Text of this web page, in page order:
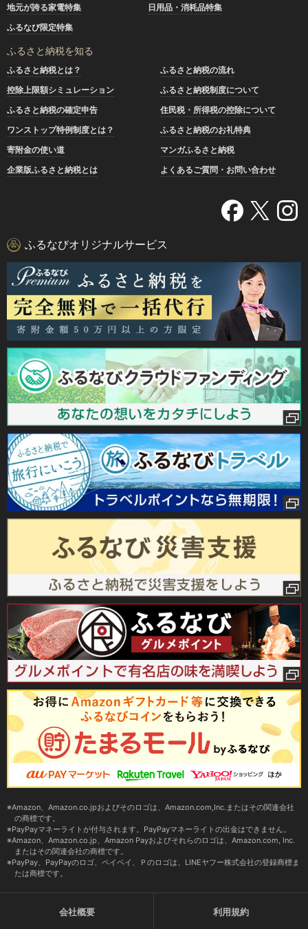
地元が誇る家電特集
日用品・消耗品特集
ふるなび限定特集
ふるさと納税を知る
ふるさと納税とは？
ふるさと納税の流れ
控除上限額シミュレーション
ふるさと納税制度について
ふるさと納税の確定申告
住民税・所得税の控除について
ワンストップ特例制度とは？
ふるさと納税のお礼特典
寄附金の使い道
マンガふるさと納税
企業版ふるさと納税とは
よくあるご質問・お問い合わせ
ふるなびオリジナルサービス
Amazon、Amazon.co.jpおよびそのロゴは、Amazon.com,Inc.またはその関連会社
の商標です。
PayPayマネーライトが付与されます。PayPayマネーライトの出金はできません。
Amazon、Amazon.co.jp、Amazon Payおよびそれらのロゴは、Amazon.com, Inc.
またはその関連会社の商標です。
PayPay、PayPayのロゴ、ペイペイ、Ｐのロゴは、LINEヤフー株式会社の登録商標ま
たは商標です。
会社概要 利用規約